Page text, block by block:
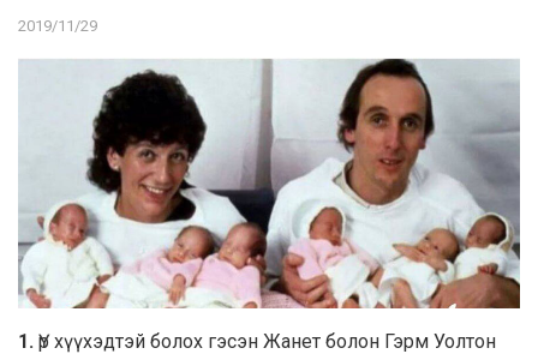
2019/11/29
1. Үр хүүхэдтэй болох гэсэн Жанет болон Гэрм Уолтон